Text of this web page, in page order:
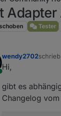
Adapter
Tester
wendy2702
zuletzt
Hi,
gibt es
Changelog